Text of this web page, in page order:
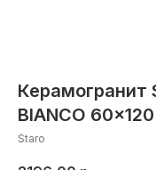
Керамогранит
BIANCO 60x120
Staro